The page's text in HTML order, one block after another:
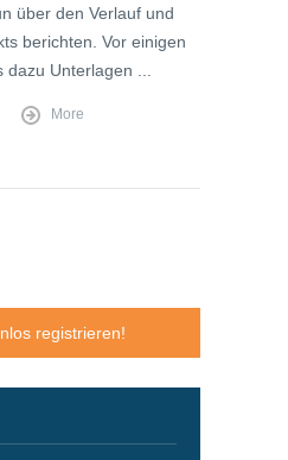
über den Verlauf und
berichten. Vor einigen
dazu Unterlagen ...
More
registrieren!